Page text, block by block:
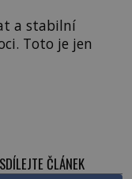
a stabilní
Toto je jen
SDÍLEJTE ČLÁNEK